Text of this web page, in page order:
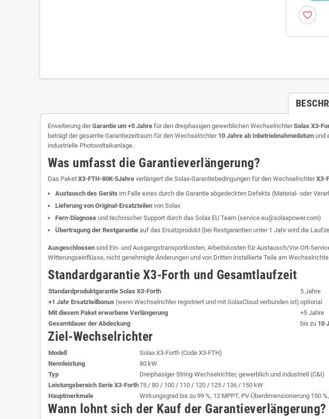
favorite_border
Erweiterung derGarantie um +5 Jahre für den dreiphasigen gewerblichen WechselrichterSolax X3-
beträgt der gesamte Garantiezeitraum für den Wechselrichter 10 Jahre ab Inbetriebnahmedatum und
industrielle Photovoltaikanlage.
Was umfasst die Garantieverlängerung?
Das Paket X3-FTH-80K-5Jahre verlängert die Solax-Garantiebedingungen für den WechselrichterX3-
Austausch des Geräts im Falle eines durch die Garantie abgedeckten Defekts (Material- oder
Lieferung von Original-Ersatzteilen von Solax
Fern-Diagnose und technischer Support durch das Solax EU Team (service.eu@solaxpower.com)
Übertragung der Restgarantie auf das Ersatzprodukt (bei Restgarantien unter 1 Jahr wird die
Ausgeschlossen sind Ein- und Ausgangstransportkosten, Arbeitskosten für Austausch/Vor-Ort-
Witterungseinflüsse, nicht genehmigte Änderungen und von Dritten installierte Teile am
Standardgarantie X3-Forth und Gesamtlaufzeit
Standardproduktgarantie Solax X3-Forth
5 Jahre
+1 Jahr Ersatzteilbonus (wenn Wechselrichter registriert und mit SolaxCloud verbunden ist) optional
Mit diesem Paket erworbene Verlängerung
+5 Jahre
Gesamtdauer der Abdeckung
bis zu 10
Ziel-Wechselrichter
Modell
Solax X3-Forth (Code X3-FTH)
Nennleistung
80 kW
Typ
Dreiphasiger String-Wechselrichter, gewerblich und industriell (C&I)
Leistungsbereich Serie X3-Forth75 / 80 / 100 / 110 / 120 / 125 / 136 / 150 kW
Hauptmerkmale
Wirkungsgrad bis zu 99 %, 12 MPPT, PV-Überdimensionierung 150
Wann lohnt sich der Kauf der Garantieverlängerung?